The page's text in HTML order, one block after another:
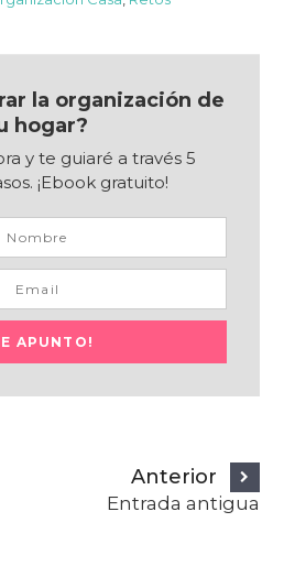
la organización de
hogar?
y te guiaré a través 5
¡Ebook gratuito!
Anterior
Entrada antigua